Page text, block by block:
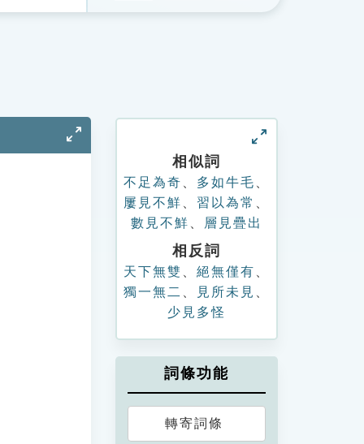
相似詞
不足為奇 多如牛毛
屢見不鮮
習以為常
數見不鮮
層見疊出
相反詞
天下無雙 絕無僅有
獨一無二
見所未見
少見多怪
詞條功能
轉寄詞條